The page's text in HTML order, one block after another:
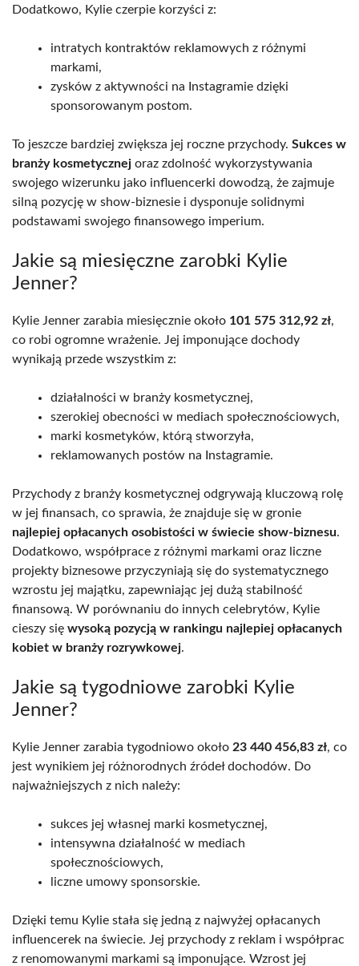
Dodatkowo, Kylie czerpie korzyści z:
intratych kontraktów reklamowych z różnymi
markami,
zysków z aktywności na Instagramie dzięki
sponsorowanym postom.
To jeszcze bardziej zwiększa jej roczne przychody. Sukces w
branży kosmetycznej oraz zdolność wykorzystywania
swojego wizerunku jako influencerki dowodzą, że zajmuje
silną pozycję w show-biznesie i dysponuje solidnymi
podstawami swojego finansowego imperium.
Jakie są miesięczne zarobki Kylie
Jenner?
Kylie Jenner zarabia miesięcznie około 101 575 312,92 zł,
co robi ogromne wrażenie. Jej imponujące dochody
wynikają przede wszystkim z:
działalności w branży kosmetycznej,
szerokiej obecności w mediach społecznościowych,
marki kosmetyków, którą stworzyła,
reklamowanych postów na Instagramie.
Przychody z branży kosmetycznej odgrywają kluczową rolę
w jej finansach, co sprawia, że znajduje się w gronie
najlepiej opłacanych osobistości w świecie show-biznesu.
Dodatkowo, współprace z różnymi markami oraz liczne
projekty biznesowe przyczyniają się do systematycznego
wzrostu jej majątku, zapewniając jej dużą stabilność
finansową. W porównaniu do innych celebrytów, Kylie
cieszy się wysoką pozycją w rankingu najlepiej opłacanych
kobiet w branży rozrywkowej.
Jakie są tygodniowe zarobki Kylie
Jenner?
Kylie Jenner zarabia tygodniowo około 23 440 456,83 zł, co
jest wynikiem jej różnorodnych źródeł dochodów. Do
najważniejszych z nich należy:
sukces jej własnej marki kosmetycznej,
intensywna działalność w mediach
społecznościowych,
liczne umowy sponsorskie.
Dzięki temu Kylie stała się jedną z najwyżej opłacanych
influencerek na świecie. Jej przychody z reklam i współprac
z renomowanymi markami są imponujące. Wzrost jej